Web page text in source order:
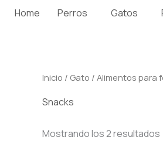
Home Perros Gatos
Inicio / Gato / Alimentos para
Snacks
Mostrando los 2 resultados